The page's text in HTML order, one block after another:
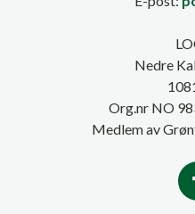
Nedre
Org.nr NO
Medlem av